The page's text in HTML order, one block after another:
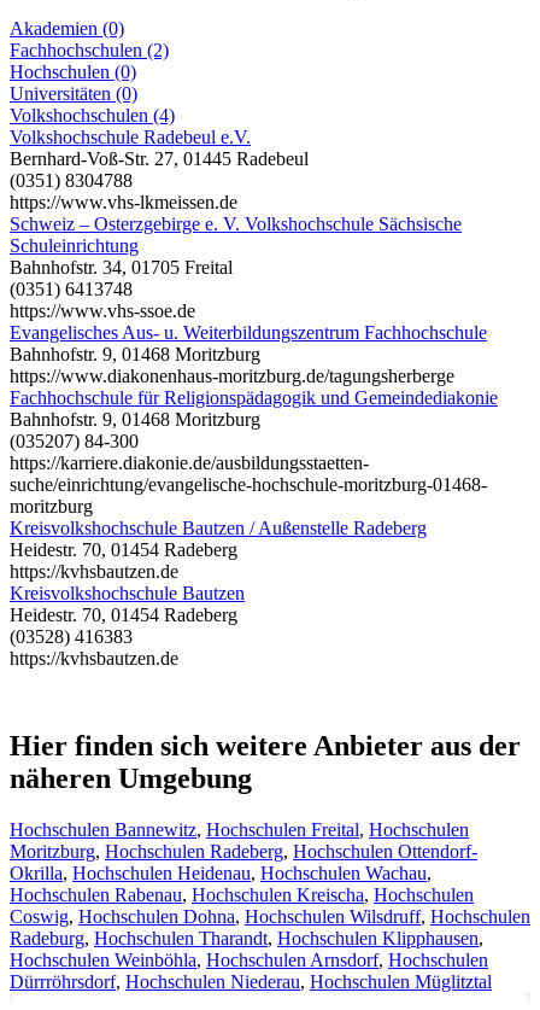
Akademien (0)
Fachhochschulen (2)
Hochschulen (0)
Universitäten (0)
Volkshochschulen (4)
Volkshochschule Radebeul e.V.
Bernhard-Voß-Str. 27, 01445 Radebeul
(0351) 8304788
https://www.vhs-lkmeissen.de
Schweiz – Osterzgebirge e. V. Volkshochschule Sächsische
Schuleinrichtung
Bahnhofstr. 34, 01705 Freital
(0351) 6413748
https://www.vhs-ssoe.de
Evangelisches Aus- u. Weiterbildungszentrum Fachhochschule
Bahnhofstr. 9, 01468 Moritzburg
https://www.diakonenhaus-moritzburg.de/tagungsherberge
Fachhochschule für Religionspädagogik und Gemeindediakonie
Bahnhofstr. 9, 01468 Moritzburg
(035207) 84-300
https://karriere.diakonie.de/ausbildungsstaetten-
suche/einrichtung/evangelische-hochschule-moritzburg-01468-
moritzburg
Kreisvolkshochschule Bautzen / Außenstelle Radeberg
Heidestr. 70, 01454 Radeberg
https://kvhsbautzen.de
Kreisvolkshochschule Bautzen
Heidestr. 70, 01454 Radeberg
(03528) 416383
https://kvhsbautzen.de
Hier finden sich weitere Anbieter aus der
näheren Umgebung
Hochschulen Bannewitz, Hochschulen Freital, Hochschulen
Moritzburg, Hochschulen Radeberg, Hochschulen Ottendorf-
Okrilla, Hochschulen Heidenau, Hochschulen Wachau,
Hochschulen Rabenau, Hochschulen Kreischa, Hochschulen
Coswig, Hochschulen Dohna, Hochschulen Wilsdruff, Hochschulen
Radeburg, Hochschulen Tharandt, Hochschulen Klipphausen,
Hochschulen Weinböhla, Hochschulen Arnsdorf, Hochschulen
Dürrröhrsdorf, Hochschulen Niederau, Hochschulen Müglitztal